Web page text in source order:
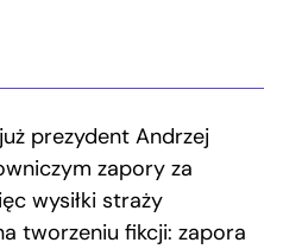
prezydent Andrzej
zapory za
wysiłki straży
tworzeniu fikcji: zapora